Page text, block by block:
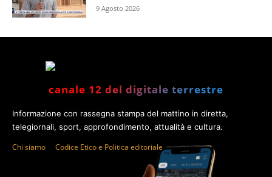
9 Agosto 2026
canale 12 del digitale terrestre
Informazione con rassegna stampa del mattino in diretta,
telegiornali, sport, approfondimento, attualità e cultura.
Chi siamo Codice Etico e Politica editoriale